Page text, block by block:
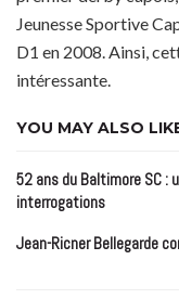
Jeunesse Sportive
D1 en 2008. Ainsi,
intéressante.
YOU MAY ALSO
52 ans du Baltimore SC :
interrogations
Jean-Ricner Bellegarde